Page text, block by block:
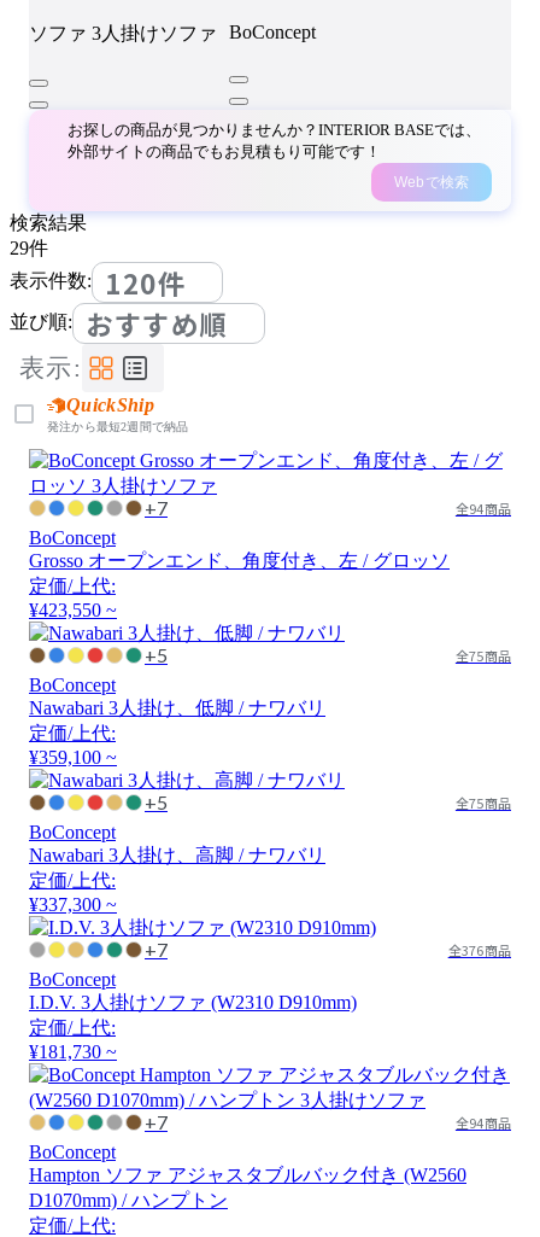
ソファ 3人掛けソファ BoConcept
お探しの商品が見つかりませんか？INTERIOR BASEでは、
外部サイトの商品でもお見積もり可能です！
Webで検索
検索結果
29件
表示件数:
120件
並び順: おすすめ順
表示:
QuickShip
発注から最短2週間で納品
+7 全94商品
BoConcept
Grosso オープンエンド、角度付き、左 / グロッソ
定価/上代:
¥423,550 ~
+5 全75商品
BoConcept
Nawabari 3人掛け、低脚 / ナワバリ
定価/上代:
¥359,100 ~
+5 全75商品
BoConcept
Nawabari 3人掛け、高脚 / ナワバリ
定価/上代:
¥337,300 ~
+7 全376商品
BoConcept
I.D.V. 3人掛けソファ (W2310 D910mm)
定価/上代:
¥181,730 ~
+7 全94商品
BoConcept
Hampton ソファ アジャスタブルバック付き (W2560
D1070mm) / ハンプトン
定価/上代: